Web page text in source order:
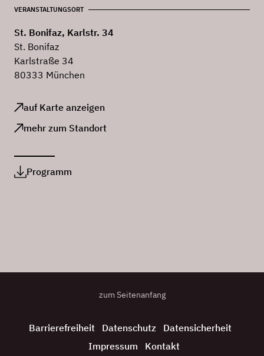
VERANSTALTUNGSORT
St. Bonifaz, Karlstr. 34
St. Bonifaz
Karlstraße 34
80333 München
auf Karte anzeigen
mehr zum Standort
Programm
zum Seitenanfang
Barrierefreiheit Datenschutz
Datensicherheit
Impressum
Kontakt